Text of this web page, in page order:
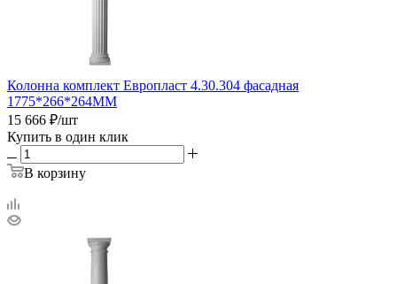
Колонна комплект Европласт 4.30.304 фасадная
1775*266*264ММ
15 666 ₽/шт
Купить в один клик
В корзину